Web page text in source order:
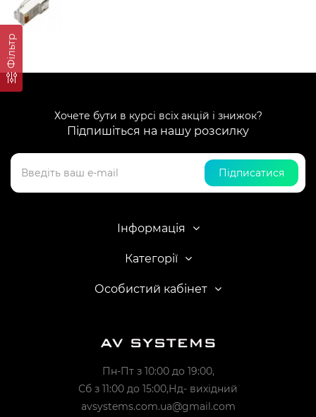
Фільтр
Хочете бути в курсі всіх акцій і знижок?
Підпишіться на нашу розсилку
Підписатися
Інформація
Категорії
Особистий кабінет
Пн-Пт з 10:00 до 19:00,
Сб з 11:00 до 15:00,Нд- вихідний
avsystems.com.ua@gmail.com